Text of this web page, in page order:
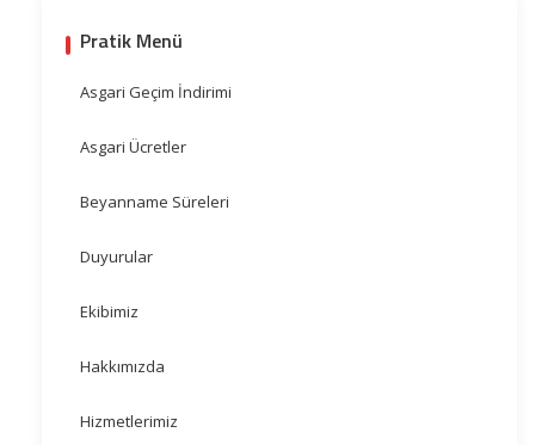
Pratik Menü
Asgari Geçim İndirimi
Asgari Ücretler
Beyanname Süreleri
Duyurular
Ekibimiz
Hakkımızda
Hizmetlerimiz